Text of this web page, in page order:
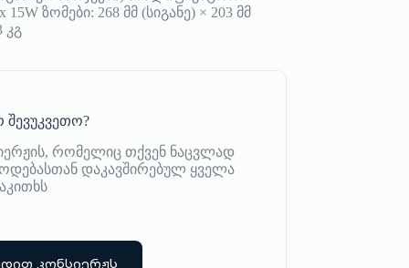
ზომები: 268 მმ (სიგანე) × 203 მმ
კგ
რომელიც თქვენ ნაცვლად
დაკავშირებულ ყველა
კონსიერჟს